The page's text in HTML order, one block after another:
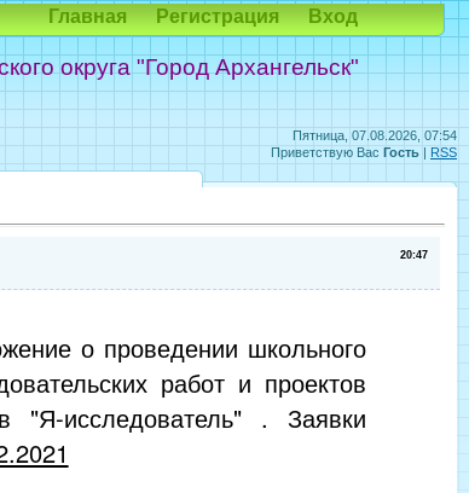
Пятница, 07.08.2026, 07:54
Приветствую Вас Гость | RSS
округа "Город Архангельск"
Главная Регистрация Вход
20:47
о проведении школьного
работ и проектов
"Я-исследователь" . Заявки